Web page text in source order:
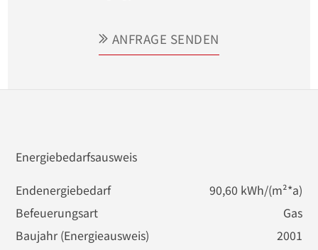
ANFRAGE SENDEN
Energiebedarfsausweis
Endenergiebedarf
90,60 kWh/(m²*a)
Befeuerungsart
Gas
Baujahr (Energieausweis)
2001